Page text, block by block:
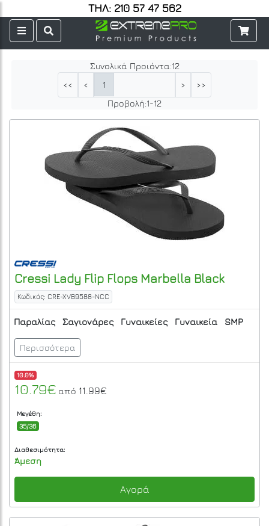
ΤΗΛ: 210 57 47 562
Συνολικά Προιόντα:12
<<
< 1 >
>>
Προβολή:1-12
Cressi Lady Flip Flops Marbella Black
Κωδικός: CRE-XVB9588-NCC
Παραλίας Σαγιονάρες Γυναικείες Γυναικεία SMP
Περισσότερα
10.0%
10.79€ από 11.99€
Μεγέθη:
35/36
Διαθεσιμότητα:
Άμεση
Αγορά